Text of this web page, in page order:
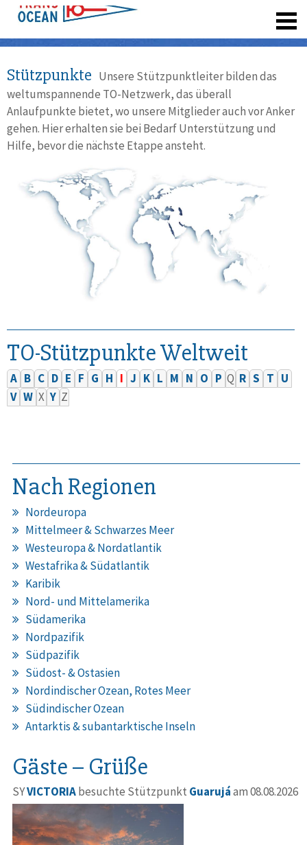
Stützpunkte Unsere Stützpunktleiter bilden das
weltumspannende TO-Netzwerk, das überall
Anlaufpunkte bietet, wo unsere Mitglieder auch vor Anker
gehen. Hier erhalten sie bei Bedarf Unterstützung und
Hilfe, bevor die nächste Etappe ansteht.
TO-Stützpunkte Weltweit
A B C D E F G H I J K L M N O P Q R S T U
V W X Y Z
Nach Regionen
Nordeuropa
Mittelmeer & Schwarzes Meer
Westeuropa & Nordatlantik
Westafrika & Südatlantik
Karibik
Nord- und Mittelamerika
Südamerika
Nordpazifik
Südpazifik
Südost- & Ostasien
Nordindischer Ozean, Rotes Meer
Südindischer Ozean
Antarktis & subantarktische Inseln
Gäste – Grüße
SYVICTORIAbesuchte Stützpunkt Guarujáam 08.08.2026